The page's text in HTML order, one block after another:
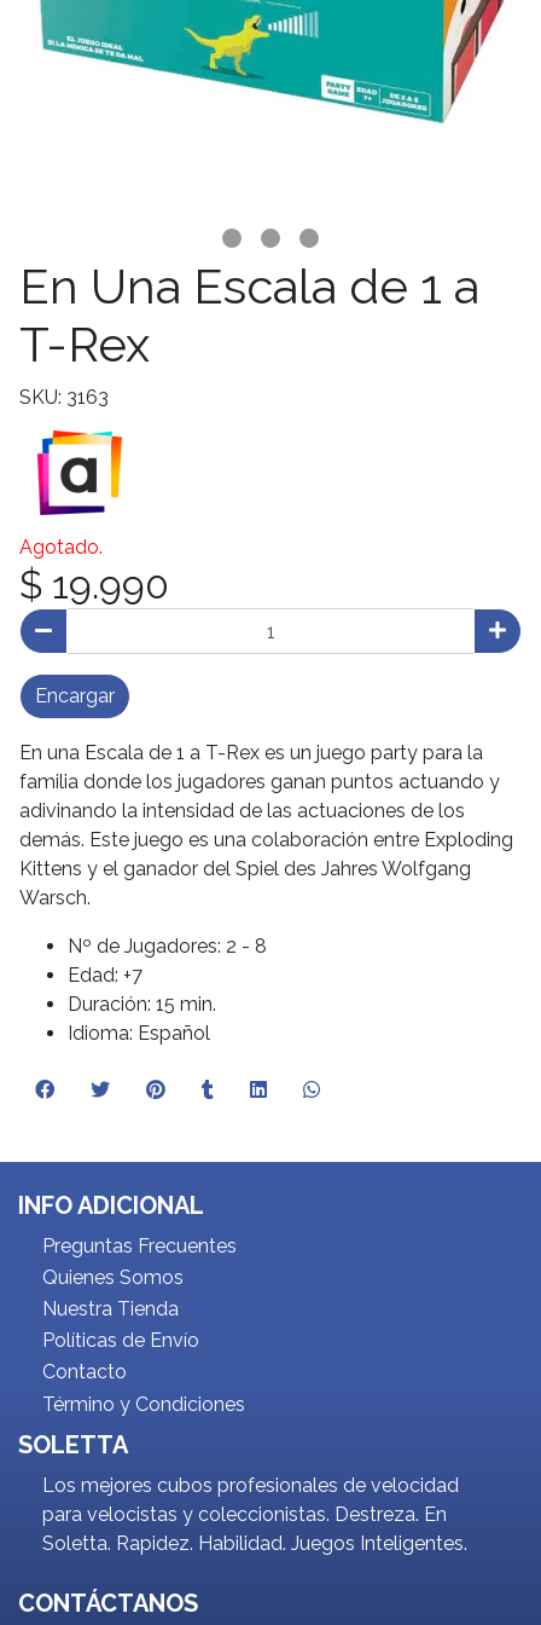
En Una Escala de 1 a
T-Rex
SKU: 3163
Agotado.
$ 19.990
Encargar
En una Escala de 1 a T-Rex es un juego party para la
familia donde los jugadores ganan puntos actuando y
adivinando la intensidad de las actuaciones de los
demás. Este juego es una colaboración entre Exploding
Kittens y el ganador del Spiel des Jahres Wolfgang
Warsch.
Nº de Jugadores: 2 - 8
Edad: +7
Duración: 15 min.
Idioma: Español
INFO ADICIONAL
Preguntas Frecuentes
Quienes Somos
Nuestra Tienda
Políticas de Envío
Contacto
Término y Condiciones
SOLETTA
Los mejores cubos profesionales de velocidad
para velocistas y coleccionistas. Destreza. En
Soletta. Rapidez. Habilidad. Juegos Inteligentes.
CONTÁCTANOS